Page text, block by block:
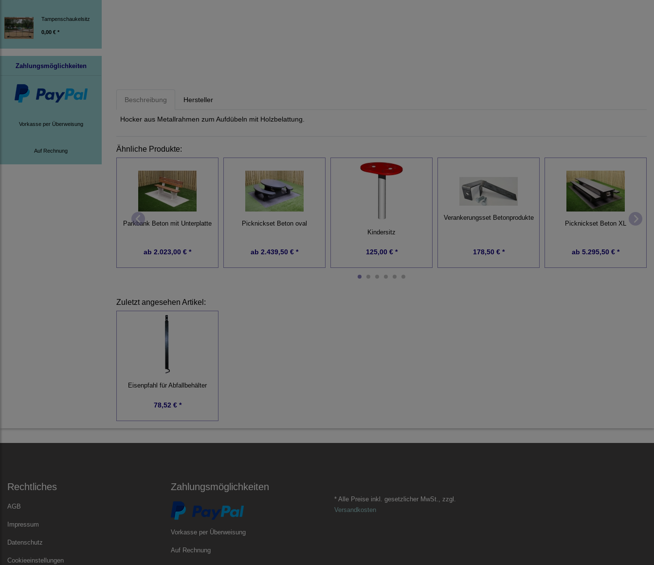
Tampenschaukelsitz
0,00 € *
Zahlungsmöglichkeiten
Vorkasse per Überweisung
Auf Rechnung
Beschreibung Hersteller
Hocker aus Metallrahmen zum Aufdübeln mit Holzbelattung.
Ähnliche Produkte:
Parkbank Beton mit Unterplatte
ab 2.023,00 € *
Picknickset Beton oval
ab 2.439,50 € *
Kindersitz
125,00 € *
Verankerungsset Betonprodukte
178,50 € *
Picknickset Beton XL
ab 5.295,50 € *
Zuletzt angesehen Artikel:
Eisenpfahl für Abfallbehälter
78,52 € *
Rechtliches
AGB
Impressum
Datenschutz
Cookieeinstellungen
Zahlungsmöglichkeiten
Vorkasse per Überweisung
Auf Rechnung
* Alle Preise inkl. gesetzlicher MwSt., zzgl.
Versandkosten